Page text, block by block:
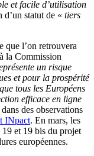
et facile d’utilisation
d’un statut de « tiers
que l’on retrouvera
la Commission
un risque
et pour la prospérité
tous les Européens
efficace en ligne
des observations
INpact. En mars, les
19 et 19 bis du projet
européennes.